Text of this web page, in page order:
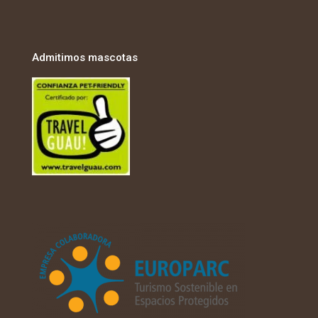
Admitimos mascotas